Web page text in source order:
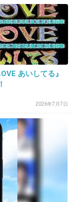
-150
つかせてる
ら、剛が何
正面切って言
あいしてる』
2026年7月7日